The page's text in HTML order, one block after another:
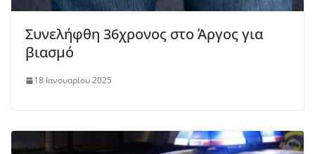
Συνελήφθη 36χρονος στο Άργος για
βιασμό
18 Ιανουαρίου 2025